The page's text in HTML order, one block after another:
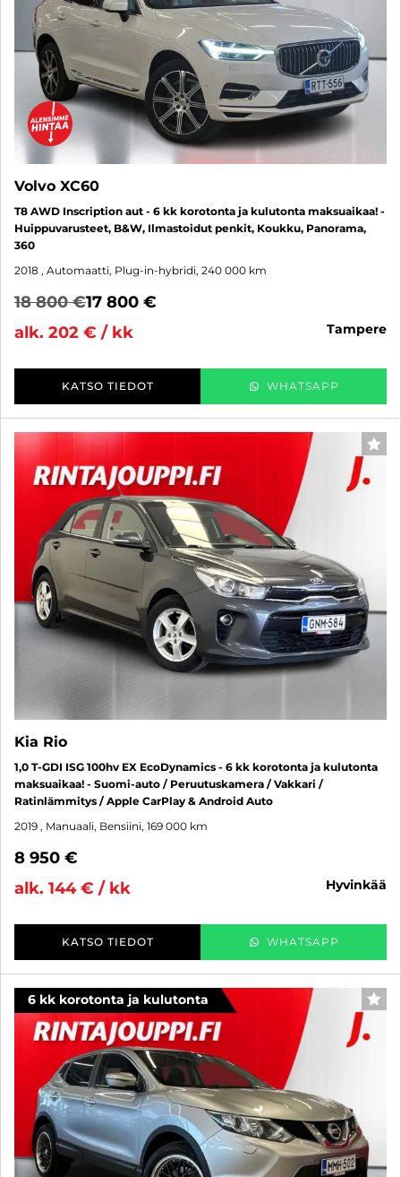
Volvo XC60
T8 AWD Inscription aut - 6 kk korotonta ja kulutonta maksuaikaa! -
Huippuvarusteet, B&W, Ilmastoidut penkit, Koukku, Panorama,
360
2018 , Automaatti, Plug-in-hybridi, 240 000 km
18 800 €17 800 €
alk. 202 € / kk
tampere
KATSO TIEDOT WHATSAPP
Kia Rio
1,0 T-GDI ISG 100hv EX EcoDynamics - 6 kk korotonta ja kulutonta
maksuaikaa! - Suomi-auto / Peruutuskamera / Vakkari /
Ratinlämmitys / Apple CarPlay & Android Auto
2019 , Manuaali, Bensiini, 169 000 km
8 950 €
alk. 144 € / kk
hyvinkää
KATSO TIEDOT WHATSAPP
6 kk korotonta ja kulutonta